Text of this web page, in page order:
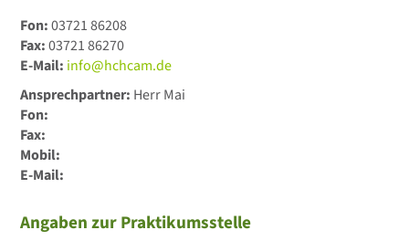
Fon:03721 86208
Fax:03721 86270
E-Mail: info@hchcam.de
Ansprechpartner: Herr Mai
Fon:
Fax:
Mobil:
E-Mail:
Angaben zur Praktikumsstelle